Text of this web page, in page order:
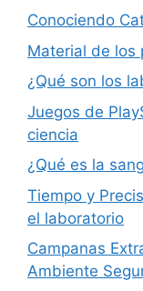
Conociendo
Material de los
¿Qué son los
Juegos de
ciencia
¿Qué es la
Tiempo y
el laboratorio
Campanas
Ambiente